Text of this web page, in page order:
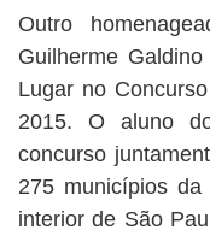
Outro
Guilherme
Lugar no
2015. O aluno
concurso
275 municípios
interior de São